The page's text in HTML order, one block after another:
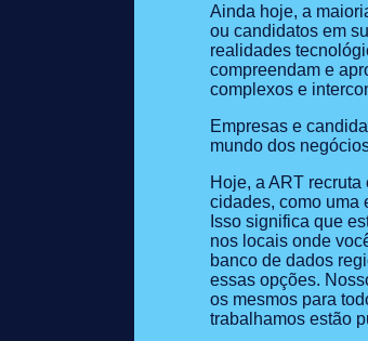
Ainda hoje, a
ou candidatos em
realidades
compreendam e
complexos e
Empresas e
mundo dos
Hoje, a ART
cidades, como uma
Isso significa que
nos locais onde
banco de dados
essas opções.
os mesmos para
trabalhamos estão